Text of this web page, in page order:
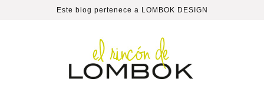
Este blog pertenece a LOMBOK DESIGN